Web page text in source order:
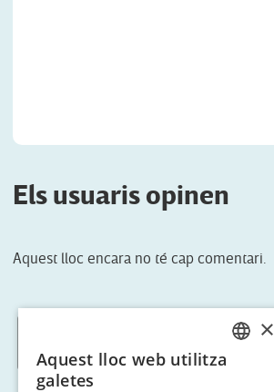
Els usuaris opinen
Aquest lloc encara no té cap comentari.
×
Aquest lloc web utilitza
galetes